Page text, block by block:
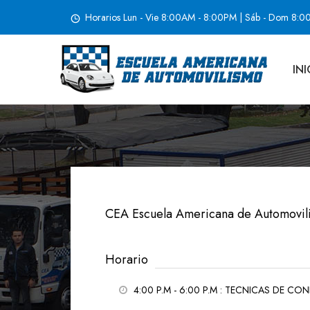
Horarios Lun - Vie 8:00AM - 8:00PM | Sáb - Dom
TECNICAS DE
Octubre 1, 2020
CEA Escuela Americana de
Horario
4:00 P.M - 6:00 P.M : TECNICAS DE